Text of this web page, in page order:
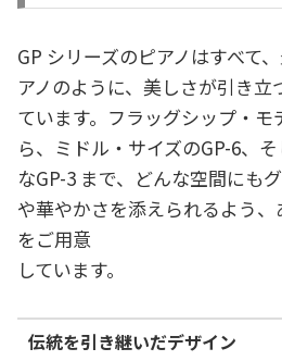
GP シリーズのピアノはすべて
アノのように、美しさが引き
ています。フラッグシップ・モ
ら、ミドル・サイズのGP-6、
なGP-3 まで、どんな空間にも
や華やかさを添えられるよう
をご用意
しています。
伝統を引き継いだデザイン